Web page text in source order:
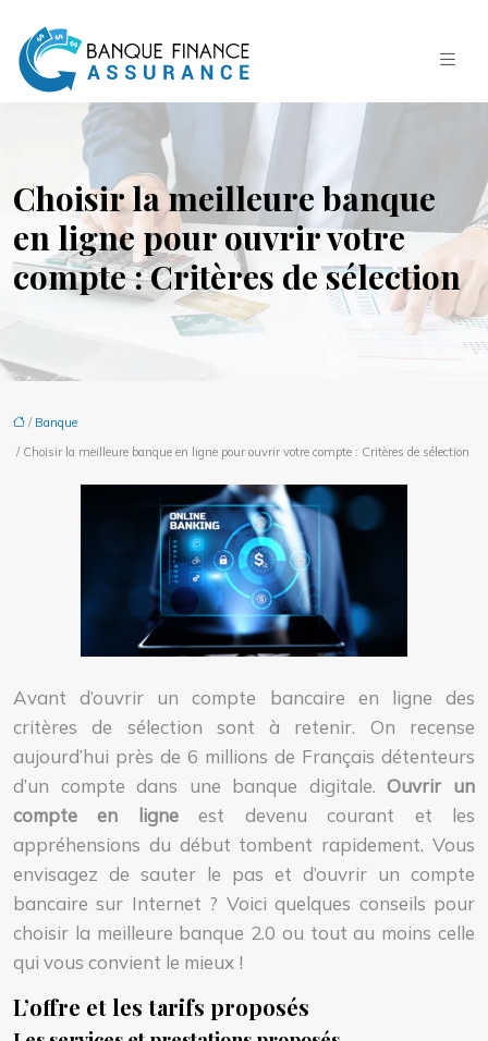
Choisir la meilleure banque
en ligne pour ouvrir votre
compte : Critères de sélection
/ Banque
/ Choisir la meilleure banque en ligne pour ouvrir votre compte : Critères de sélection
Avant d’ouvrir un compte bancaire en ligne des
critères de sélection sont à retenir. On recense
aujourd’hui près de 6 millions de Français détenteurs
d’un compte dans une banque digitale.Ouvrir un
compte en ligneest devenu courant et les
appréhensions du début tombent rapidement. Vous
envisagez de sauter le pas et d’ouvrir un compte
bancaire sur Internet ? Voici quelques conseils pour
choisir la meilleure banque 2.0 ou tout au moins celle
qui vous convient le mieux !
L’offre et les tarifs proposés